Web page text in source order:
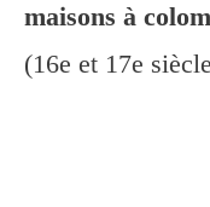
maisons à
(16e et 17e